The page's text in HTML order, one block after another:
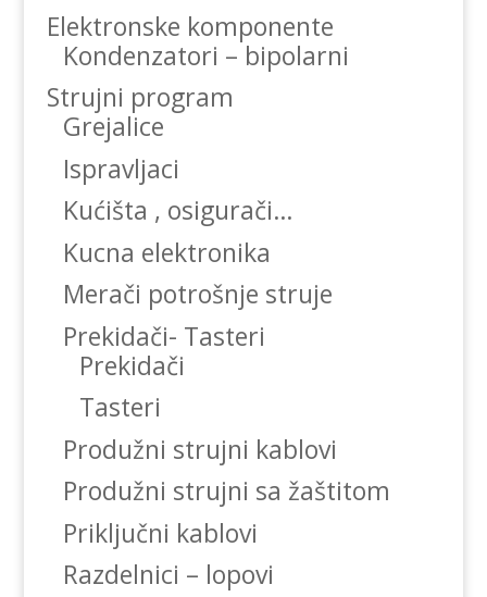
Elektronske komponente
Kondenzatori – bipolarni
Strujni program
Grejalice
Ispravljaci
Kućišta , osigurači…
Kucna elektronika
Merači potrošnje struje
Prekidači- Tasteri
Prekidači
Tasteri
Produžni strujni kablovi
Produžni strujni sa žaštitom
Priključni kablovi
Razdelnici – lopovi